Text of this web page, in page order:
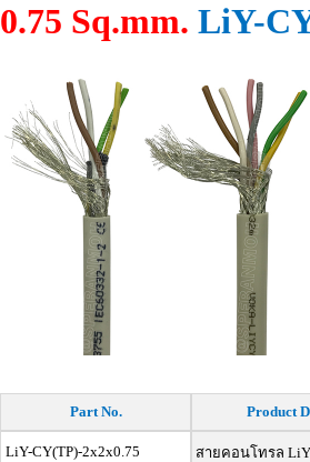
0.75 Sq.mm. LiY-
Part No. Product
LiY-CY(TP)-2x2x0.75
สายคอนโทรล